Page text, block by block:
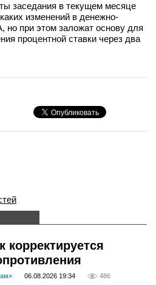
заседания в текущем месяце
изменений в денежно-
но при этом заложат основу для
процентной ставки через два
корректируется
06.08.2026 19:34 486